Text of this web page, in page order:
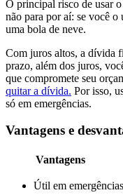
O principal risco de usar
não para por aí: se você
uma bola de neve.
Com juros altos, a dívida
prazo, além dos juros,
que compromete seu
quitar a dívida. Por isso,
só em emergências.
Vantagens e
Vantagens
Útil em